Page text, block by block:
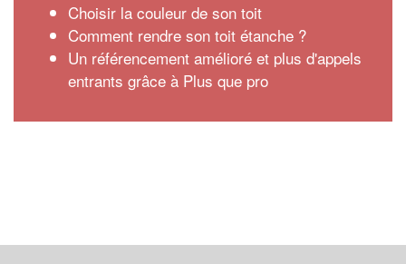
Choisir la couleur de son toit
Comment rendre son toit étanche ?
Un référencement amélioré et plus d'appels
entrants grâce à Plus que pro